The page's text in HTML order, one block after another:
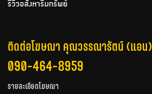
รีวิวอสังหาริมทรัพย์
ติดต่อโฆษณา คุณวรรณารัตน์ (แอน)
090-464-8959
รายละเอียดโฆษณา